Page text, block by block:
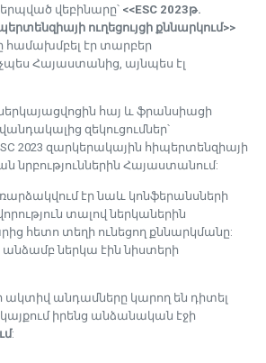
վեբինարը՝ <<ESC 2023թ.
ուղեցույցի քննարկում>>
համախմբել էր տարբեր
Հայաստանից, այնպես էլ
հայ և ֆրանսիացի
զեկուցումներ՝
2023 զարկերակային հիպերտենզիայի
նրբություններին Հայաստանում:
էր նաև կոնֆերանսների
տալով ներկաներին
հետո տեղի ունեցող քննարկմանը:
ներկա էին նիստերի
ակտիվ անդամները կարող են դիտել
իրենց անձանական էջի
: